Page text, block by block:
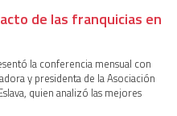
de las franquicias en
la conferencia mensual con
y presidenta de la Asociación
quien analizó las mejores